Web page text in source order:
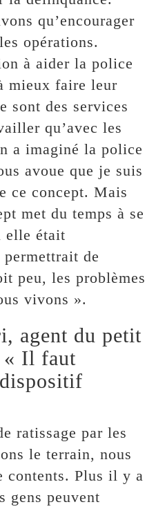
qu’encourager
opérations.
à aider la police
mieux faire leur
sont des services
qu’avec les
a imaginé la police
avoue que je suis
ce concept. Mais
met du temps à se
elle était
de
peu, les problèmes
vivons ».
agent du petit
« Il faut
ratissage par les
le terrain, nous
contents. Plus il y a
gens peuvent